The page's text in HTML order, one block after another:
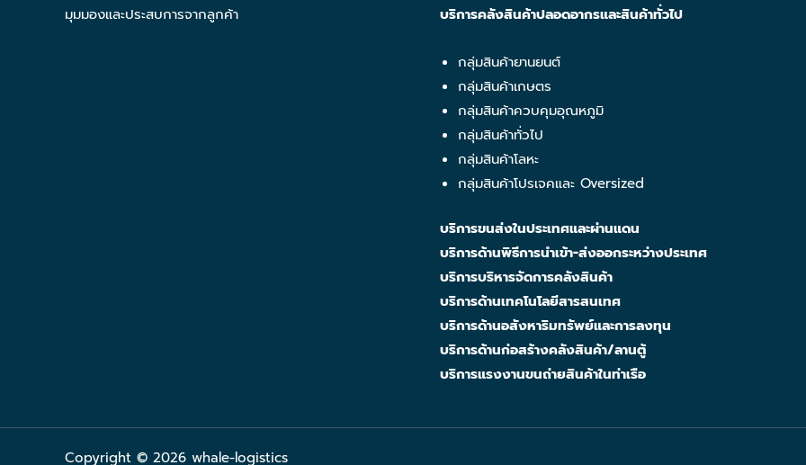
มุมมองและประสบการจากลูกค้า บริการคลังสินค้าปลอดอากรและสินค้าทั่วไป
กลุ่มสินค้ายานยนต์
กลุ่มสินค้าเกษตร
กลุ่มสินค้าควบคุมอุณหภูมิ
กลุ่มสินค้าทั่วไป
กลุ่มสินค้าโลหะ
กลุ่มสินค้าโปรเจคและ Oversized
บริการขนส่งในประเทศและผ่านแดน
บริการด้านพิธีการนำเข้า-ส่งออกระหว่างประเทศ
บริการบริหารจัดการคลังสินค้า
บริการด้านเทคโนโลยีสารสนเทศ
บริการด้านอสังหาริมทรัพย์และการลงทุน
บริการด้านก่อสร้างคลังสินค้า/ลานตู้
บริการแรงงานขนถ่ายสินค้าในท่าเรือ
Copyright © 2026 whale-logistics